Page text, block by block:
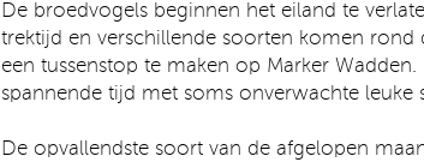
De broedvogels beginnen het eiland te
trektijd en verschillende soorten komen rond
een tussenstop te maken op Marker
spannende tijd met soms onverwachte leuke
De opvallendste soort van de afgelopen